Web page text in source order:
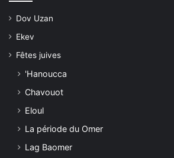
Dov Uzan
Ekev
Fêtes juives
'Hanoucca
Chavouot
Eloul
La période du Omer
Lag Baomer